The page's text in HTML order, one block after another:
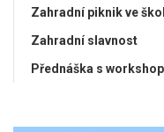
Zahradní piknik ve
Zahradní slavnost
Přednáška s